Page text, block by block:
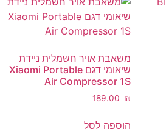
משאבת אויר חשמלית ניידת
שיאומי דגם Xiaomi Portable
Air Compressor 1S
‎189.00 ₪
הוספה לסל